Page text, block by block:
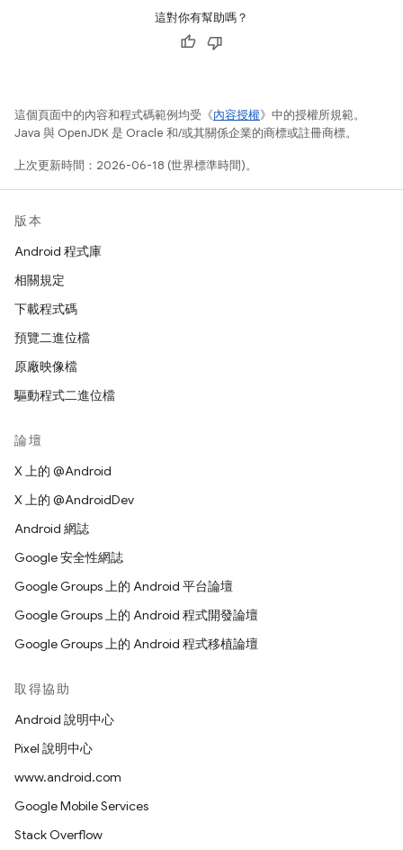
這對你有幫助嗎？
這個頁面中的內容和程式碼範例均受《內容授權》中的授權所規範。
Java 與 OpenJDK 是 Oracle 和/或其關係企業的商標或註冊商標。
上次更新時間：2026-06-18 (世界標準時間)。
版本
Android 程式庫
相關規定
下載程式碼
預覽二進位檔
原廠映像檔
驅動程式二進位檔
論壇
X 上的 @Android
X 上的 @AndroidDev
Android 網誌
Google 安全性網誌
Google Groups 上的 Android 平台論壇
Google Groups 上的 Android 程式開發論壇
Google Groups 上的 Android 程式移植論壇
取得協助
Android 說明中心
Pixel 說明中心
www.android.com
Google Mobile Services
Stack Overflow